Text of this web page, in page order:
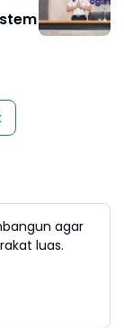
agar
luas.